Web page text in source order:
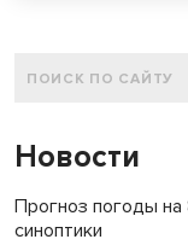
Новости
Прогноз погоды на
синоптики